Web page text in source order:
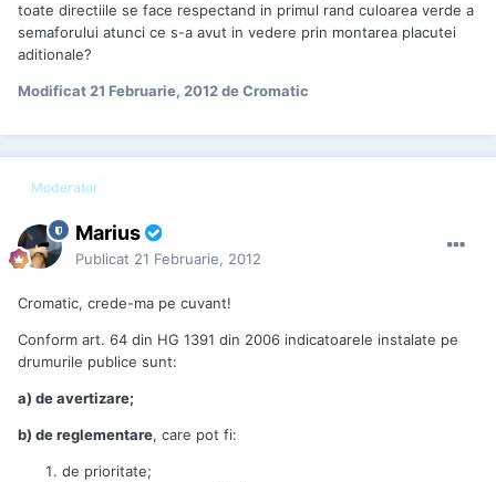
toate directiile se face respectand in primul rand culoarea verde a
semaforului atunci ce s-a avut in vedere prin montarea placutei
aditionale?
Modificat 21 Februarie, 2012de Cromatic
Moderator
Marius
Publicat 21 Februarie, 2012
Cromatic, crede-ma pe cuvant!
Conform art. 64 din HG 1391 din 2006 indicatoarele instalate pe
drumurile publice sunt:
a) de avertizare;
b) de reglementare, care pot fi:
de prioritate;